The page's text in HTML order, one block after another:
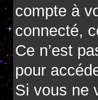
compte à
connecté,
Ce n’est
pour
Si vous ne